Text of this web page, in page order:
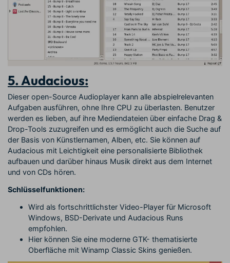
5. Audacious:
Dieser open-Source Audioplayer kann alle abspielrelevanten
Aufgaben ausführen, ohne Ihre CPU zu überlasten. Benutzer
werden es lieben, auf ihre Mediendateien über einfache Drag &
Drop-Tools zuzugreifen und es ermöglicht auch die Suche auf
der Basis von Künstlernamen, Alben, etc. Sie können auf
Audacious mit Leichtigkeit eine personalisierte Bibliothek
aufbauen und darüber hinaus Musik direkt aus dem Internet
und von CDs hören.
Schlüsselfunktionen:
Wird als fortschrittlichster Video-Player für Microsoft
Windows, BSD-Derivate und Audacious Runs
empfohlen.
Hier können Sie eine moderne GTK- thematisierte
Oberfläche mit Winamp Classic Skins genießen.